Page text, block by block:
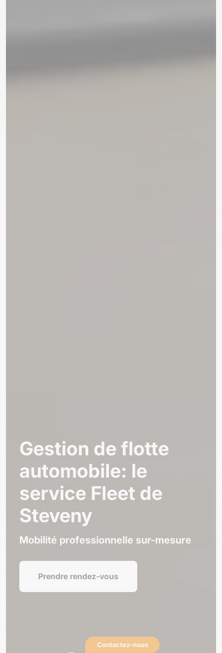
Gestion de flotte
automobile: le
service Fleet de
Steveny
Mobilité professionnelle sur-mesure
Prendre rendez-vous
Contactez-nous